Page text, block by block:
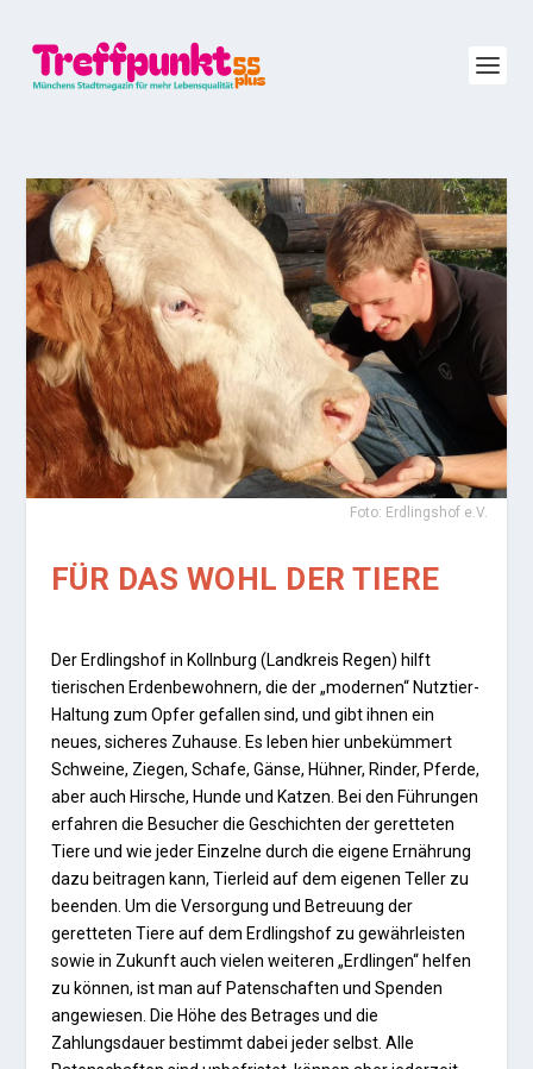
Foto: Erdlingshof e.V.
FÜR DAS WOHL DER TIERE
Der Erdlingshof in Kollnburg (Land­kreis Regen) hilft
tierischen Erden­bewohnern, die der „modernen“ Nutztier-
Haltung zum Opfer gefal­len sind, und gibt ihnen ein
neues, sicheres Zuhause. Es leben hier unbekümmert
Schweine, Ziegen, Schafe, Gänse, Hühner, Rinder, Pferde,
aber auch Hirsche, Hunde und Katzen. Bei den Führungen
erfahren die Besucher die Geschichten der geretteten
Tiere und wie jeder Ein­zelne durch die eigene Ernährung
dazu beitragen kann, Tierleid auf dem eigenen Teller zu
beenden. Um die Versorgung und Betreuung der
geretteten Tiere auf dem Erdlingshof zu gewährleisten
sowie in Zu­kunft auch vielen weiteren „Erdlingen“ helfen
zu können, ist man auf Patenschaften und Spenden
ange­wiesen. Die Höhe des Betrages und die
Zahlungsdauer bestimmt dabei jeder selbst. Alle